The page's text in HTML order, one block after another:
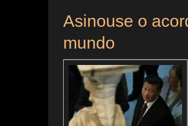
Asinouse o
mundo